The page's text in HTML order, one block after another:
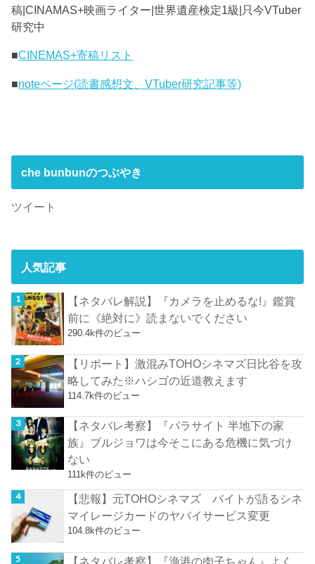
稿|CINAMAS+映画ライター|世界遺産検定1級|只今VTuber
研究中
■CINEMAS+寄稿リスト
■noteページ(読書感想文、VTuber研究記事等)
che bunbunのつぶやき
ツイート
人気記事
【ネタバレ解説】『カメラを止めるな!』鑑賞
前に《絶対に》読まないでください
290.4k件のビュー
【リポート】激混みTOHOシネマズ日比谷を攻
略してみた※ハシゴの近道教えます
114.7k件のビュー
【ネタバレ考察】『パラサイト 半地下の家
族』ブルジョワは今そこにある危機に気づけ
ない
111k件のビュー
【悲報】元TOHOシネマズ バイトが語るシネ
マイレージカードのヤバイサービス変更
104.8k件のビュー
【ネタバレ考察】『漁港の肉子ちゃん』よく